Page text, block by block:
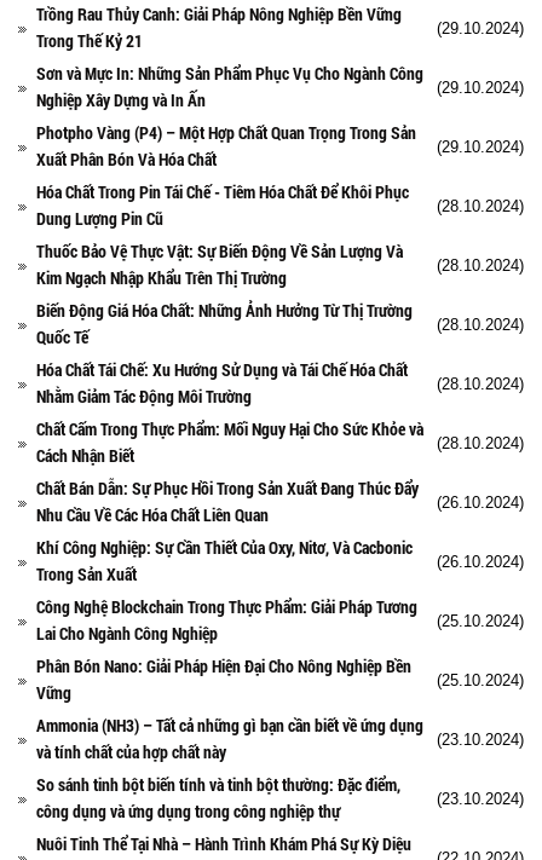
Trồng Rau Thủy Canh: Giải Pháp Nông Nghiệp Bền Vững
Trong Thế Kỷ 21
(29.10.2024)
Sơn và Mực In: Những Sản Phẩm Phục Vụ Cho Ngành Công
Nghiệp Xây Dựng và In Ấn
(29.10.2024)
Photpho Vàng (P4) – Một Hợp Chất Quan Trọng Trong Sản
Xuất Phân Bón Và Hóa Chất
(29.10.2024)
Hóa Chất Trong Pin Tái Chế - Tiêm Hóa Chất Để Khôi Phục
Dung Lượng Pin Cũ
(28.10.2024)
Thuốc Bảo Vệ Thực Vật: Sự Biến Động Về Sản Lượng Và
Kim Ngạch Nhập Khẩu Trên Thị Trường
(28.10.2024)
Biến Động Giá Hóa Chất: Những Ảnh Hưởng Từ Thị Trường
Quốc Tế
(28.10.2024)
Hóa Chất Tái Chế: Xu Hướng Sử Dụng và Tái Chế Hóa Chất
Nhằm Giảm Tác Động Môi Trường
(28.10.2024)
Chất Cấm Trong Thực Phẩm: Mối Nguy Hại Cho Sức Khỏe và
Cách Nhận Biết
(28.10.2024)
Chất Bán Dẫn: Sự Phục Hồi Trong Sản Xuất Đang Thúc Đẩy
Nhu Cầu Về Các Hóa Chất Liên Quan
(26.10.2024)
Khí Công Nghiệp: Sự Cần Thiết Của Oxy, Nitơ, Và Cacbonic
Trong Sản Xuất
(26.10.2024)
Công Nghệ Blockchain Trong Thực Phẩm: Giải Pháp Tương
Lai Cho Ngành Công Nghiệp
(25.10.2024)
Phân Bón Nano: Giải Pháp Hiện Đại Cho Nông Nghiệp Bền
Vững
(25.10.2024)
Ammonia (NH3) – Tất cả những gì bạn cần biết về ứng dụng
và tính chất của hợp chất này
(23.10.2024)
So sánh tinh bột biến tính và tinh bột thường: Đặc điểm,
công dụng và ứng dụng trong công nghiệp thự
(23.10.2024)
Nuôi Tinh Thể Tại Nhà – Hành Trình Khám Phá Sự Kỳ Diệu